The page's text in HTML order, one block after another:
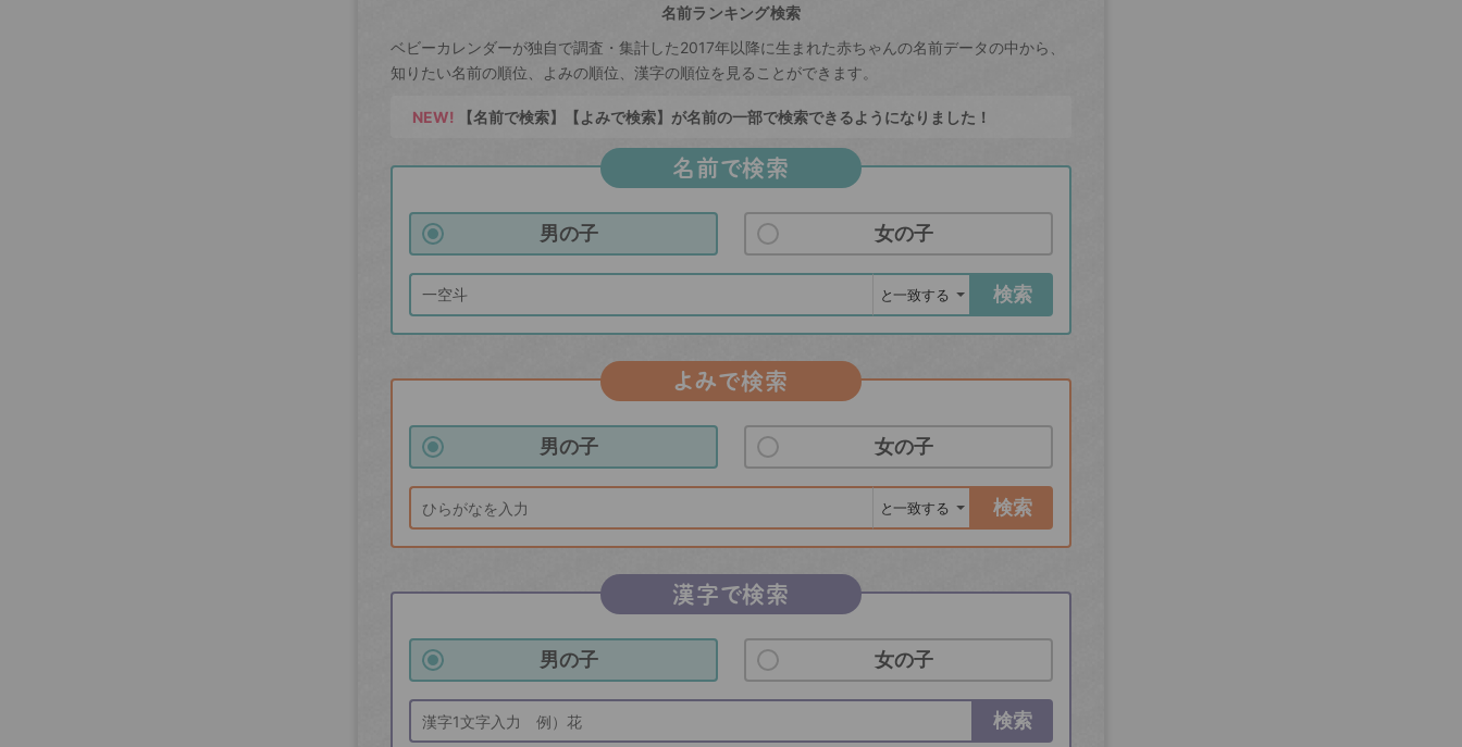
名前ランキング検索
ベビーカレンダーが独自で調査・集計した2017年以降に生まれた赤ちゃんの名前データの中から、
知りたい名前の順位、よみの順位、漢字の順位を見ることができます。
NEW! 【名前で検索】【よみで検索】が名前の一部で検索できるようになりました！
名前で検索
男の子 女の子
検索
よみで検索
男の子 女の子
検索
漢字で検索
男の子 女の子
検索